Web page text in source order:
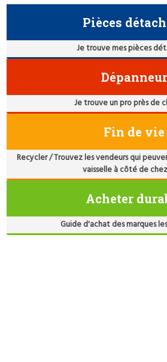
Pièces
Je trouve mes pièces
Dépanneur
Je trouve un pro près de
Fin de vie
Recycler / Trouvez les vendeurs qui
vaisselle à côté de
Acheter
Guide d'achat des marques